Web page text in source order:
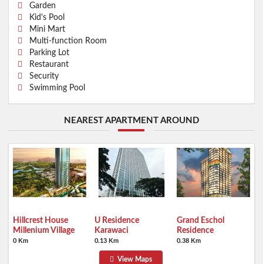
Garden
Kid's Pool
Mini Mart
Multi-function Room
Parking Lot
Restaurant
Security
Swimming Pool
NEAREST APARTMENT AROUND
Hillcrest House
Millenium Village
0 Km
U Residence
Karawaci
0.13 Km
Grand Eschol
Residence
0.38 Km
View Maps